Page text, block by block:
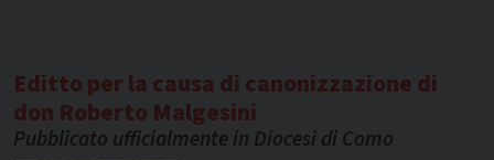
Editto per la causa di canonizzazione di
don Roberto Malgesini
Pubblicato ufficialmente in Diocesi di Como